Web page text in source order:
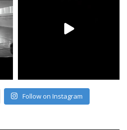
Follow on Instagram